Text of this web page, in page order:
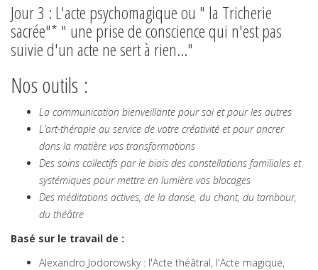
Jour 3 : L'acte psychomagique ou " la Tricherie
sacrée"* " une prise de conscience qui n'est pas
suivie d'un acte ne sert à rien..."
Nos outils :
La communication bienveillante pour soi et pour les autres
L’art-thérapie au service de votre créativité et pour ancrer
dans la matière vos transformations
Des soins collectifs par le biais des constellations familiales et
systémiques pour mettre en lumière vos blocages
Des méditations actives, de la danse, du chant, du tambour,
du théâtre
Basé sur le travail de :
Alexandro Jodorowsky : l'Acte théâtral, l'Acte magique,